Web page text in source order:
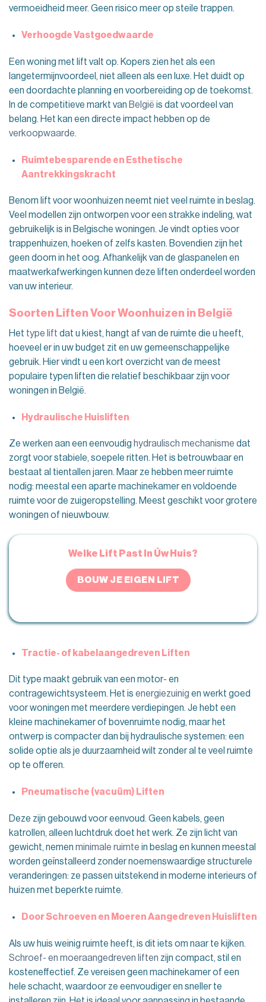
vermoeidheid meer. Geen risico meer op steile trappen.
Verhoogde Vastgoedwaarde
Een woning met lift valt op. Kopers zien het als een
langetermijnvoordeel, niet alleen als een luxe. Het duidt op
een doordachte planning en voorbereiding op de toekomst.
In de competitieve markt van België is dat voordeel van
belang. Het kan een directe impact hebben op de
verkoopwaarde.
Ruimtebesparende en Esthetische
Aantrekkingskracht
Benorn lift voor woonhuizen neemt niet veel ruimte in beslag.
Veel modellen zijn ontworpen voor een strakke indeling, wat
gebruikelijk is in Belgische woningen. Je vindt opties voor
trappenhuizen, hoeken of zelfs kasten. Bovendien zijn het
geen doorn in het oog. Afhankelijk van de glaspanelen en
maatwerkafwerkingen kunnen deze liften onderdeel worden
van uw interieur.
Soorten Liften Voor Woonhuizen in België
Het type lift dat u kiest, hangt af van de ruimte die u heeft,
hoeveel er in uw budget zit en uw gemeenschappelijke
gebruik. Hier vindt u een kort overzicht van de meest
populaire typen liften die relatief beschikbaar zijn voor
woningen in België.
Hydraulische Huisliften
Ze werken aan een eenvoudig hydraulisch mechanisme dat
zorgt voor stabiele, soepele ritten. Het is betrouwbaar en
bestaat al tientallen jaren. Maar ze hebben meer ruimte
nodig: meestal een aparte machinekamer en voldoende
ruimte voor de zuigeropstelling. Meest geschikt voor grotere
woningen of nieuwbouw.
Welke Lift Past In Úw Huis?
BOUW JE EIGEN LIFT
Tractie- of kabelaangedreven Liften
Dit type maakt gebruik van een motor- en
contragewichtsysteem. Het is energiezuinig en werkt goed
voor woningen met meerdere verdiepingen. Je hebt een
kleine machinekamer of bovenruimte nodig, maar het
ontwerp is compacter dan bij hydraulische systemen: een
solide optie als je duurzaamheid wilt zonder al te veel ruimte
op te offeren.
Pneumatische (vacuüm) Liften
Deze zijn gebouwd voor eenvoud. Geen kabels, geen
katrollen, alleen luchtdruk doet het werk. Ze zijn licht van
gewicht, nemen minimale ruimte in beslag en kunnen meestal
worden geïnstalleerd zonder noemenswaardige structurele
veranderingen: ze passen uitstekend in moderne interieurs of
huizen met beperkte ruimte.
Door Schroeven en Moeren Aangedreven Huisliften
Als uw huis weinig ruimte heeft, is dit iets om naar te kijken.
Schroef- en moeraangedreven liften zijn compact, stil en
kosteneffectief. Ze vereisen geen machinekamer of een
hele schacht, waardoor ze eenvoudiger en sneller te